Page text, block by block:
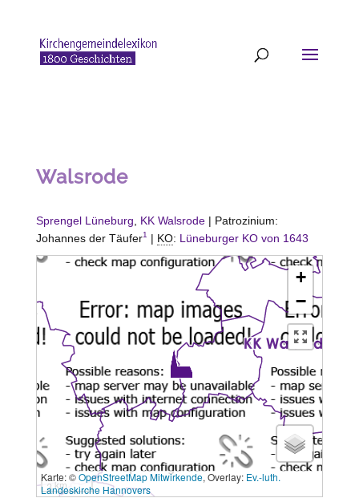
Walsrode
Sprengel Lüneburg KK Walsrode| Patrozinium:
Johannes der Täufer1 | KO: Lüneburger KO von 1643
+
−
3 km
Karte: ©OpenStreetMap Mitwirkende, Overlay: Ev.-luth.
Landeskirche Hannovers